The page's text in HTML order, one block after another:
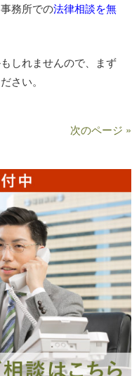
務所での法律相談を無
しれませんので、まず
さい。
次のページ »